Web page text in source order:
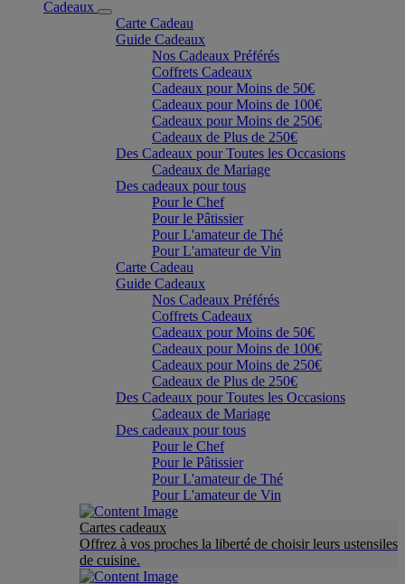
Cadeaux
Carte Cadeau
Guide Cadeaux
Nos Cadeaux Préférés
Coffrets Cadeaux
Cadeaux pour Moins de 50€
Cadeaux pour Moins de 100€
Cadeaux pour Moins de 250€
Cadeaux de Plus de 250€
Des Cadeaux pour Toutes les Occasions
Cadeaux de Mariage
Des cadeaux pour tous
Pour le Chef
Pour le Pâtissier
Pour L'amateur de Thé
Pour L'amateur de Vin
Carte Cadeau
Guide Cadeaux
Nos Cadeaux Préférés
Coffrets Cadeaux
Cadeaux pour Moins de 50€
Cadeaux pour Moins de 100€
Cadeaux pour Moins de 250€
Cadeaux de Plus de 250€
Des Cadeaux pour Toutes les Occasions
Cadeaux de Mariage
Des cadeaux pour tous
Pour le Chef
Pour le Pâtissier
Pour L'amateur de Thé
Pour L'amateur de Vin
Cartes cadeaux
Offrez à vos proches la liberté de choisir leurs ustensiles
de cuisine.